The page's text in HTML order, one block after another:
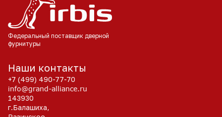
Федеральный поставщик дверной
фурнитуры
Наши контакты
+7 (499) 490-77-70
info@grand-alliance.ru
143930
г.Балашиха,